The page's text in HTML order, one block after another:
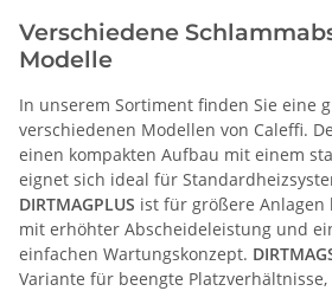
Verschiedene
Modelle
In unserem Sortiment finden Sie eine
verschiedenen Modellen von Caleffi.
einen kompakten Aufbau mit einem
eignet sich ideal für
DIRTMAGPLUS ist für größere
mit erhöhter Abscheideleistung und
einfachen Wartungskonzept.
Variante für beengte